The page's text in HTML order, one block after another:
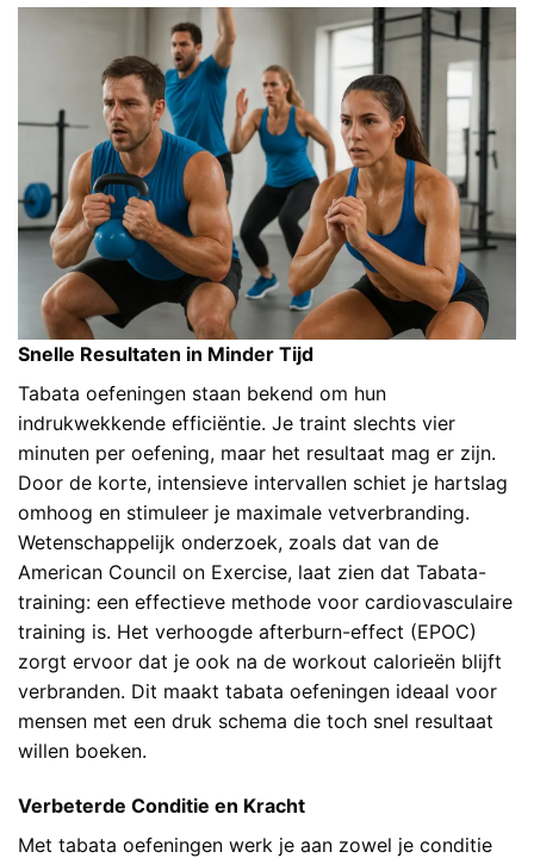
Snelle Resultaten in Minder Tijd
Tabata oefeningen staan bekend om hun
indrukwekkende efficiëntie. Je traint slechts vier
minuten per oefening, maar het resultaat mag er zijn.
Door de korte, intensieve intervallen schiet je hartslag
omhoog en stimuleer je maximale vetverbranding.
Wetenschappelijk onderzoek, zoals dat van de
American Council on Exercise, laat zien dat Tabata-
training: een effectieve methode voor cardiovasculaire
training is. Het verhoogde afterburn-effect (EPOC)
zorgt ervoor dat je ook na de workout calorieën blijft
verbranden. Dit maakt tabata oefeningen ideaal voor
mensen met een druk schema die toch snel resultaat
willen boeken.
Verbeterde Conditie en Kracht
Met tabata oefeningen werk je aan zowel je conditie